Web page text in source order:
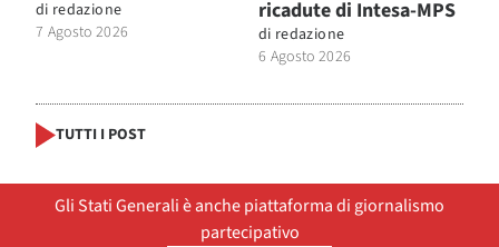
di redazione
7 Agosto 2026
ricadute di Intesa-MPS
di redazione
6 Agosto 2026
TUTTI I POST
Gli Stati Generali è anche piattaforma di giornalismo
partecipativo